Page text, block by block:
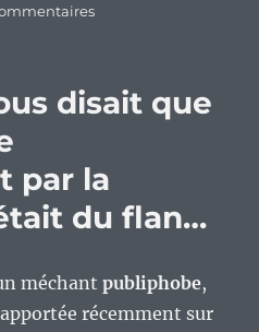
sur
n’est
vendre
:
le
disait que
par la
du flan…
méchantpubliphobe,
récemment sur